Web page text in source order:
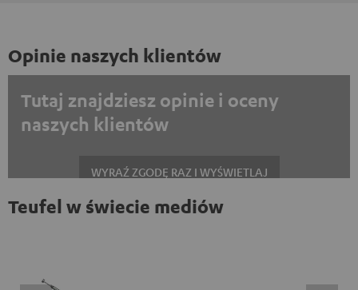
Opinie naszych klientów
Tutaj znajdziesz opinie i oceny
naszych klientów
WYRAŹ ZGODĘ RAZ I WYŚWIETLAJ
Zawsze wyświetlać treści zewnętrzne? Włącz tę opcję w ustawieniach
Teufel w świecie mediów